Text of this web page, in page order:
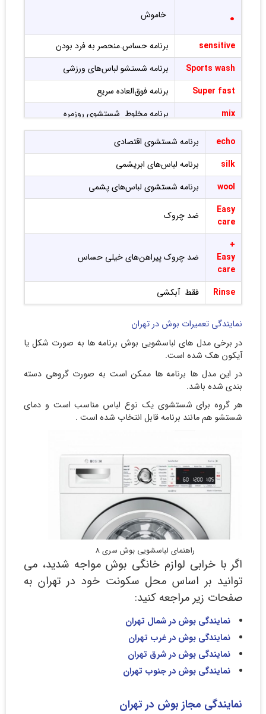
. خاموش
sensitive
برنامه حساس.منحصر به فرد بودن
Sports wash
برنامه شستشو لباس‌های ورزشی
Super fast
برنامه فوق‌العاده سریع
mix
برنامه مخلوط شستشوی روزمره
vacant
فقط تخلیه آب
Gentle
خشک‌کن ملایم
خشک‌کن
Cottons
برنامه لباس‌های نخی (پنبه‌ای)
concentrated
echo
برنامه شستشوی اقتصادی
silk
برنامه لباس‌های ابریشمی
wool
برنامه شستشوی لباس‌های پشمی
Easy
care
ضد چروک
+
Easy
care
ضد چروک پیراهن‌های خیلی حساس
Rinse فقط آبکشی
نمایندگی تعمیرات بوش در تهران
در برخی مدل های لباسشویی بوش برنامه ها به صورت شکل یا
آیکون هک شده است.
در این مدل ها برنامه ها ممکن است به صورت گروهی دسته
بندی شده باشد.
هر گروه برای شستشوی یک نوع لباس مناسب است و دمای
شستشو هم مانند برنامه قابل انتخاب شده است .
راهنمای لباسشویی بوش سری 8
اگر با خرابی لوازم خانگی بوش مواجه شدید، می
توانید بر اساس محل سکونت خود در تهران به
صفحات زیر مراجعه کنید:
نمایندگی بوش در شمال تهران
نمایندگی بوش در غرب تهران
نمایندگی بوش در شرق تهران
نمایندگی بوش در جنوب تهران
نمایندگی مجاز بوش در تهران